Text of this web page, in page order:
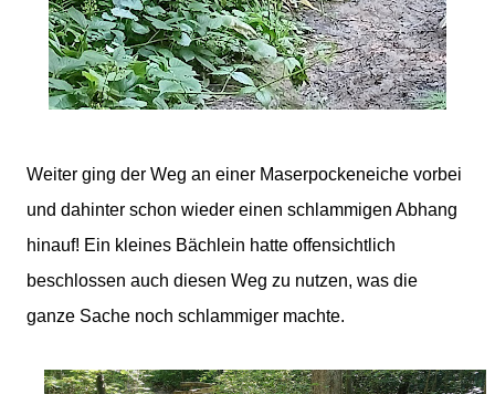
Weiter ging der Weg an einer Maserpockeneiche vorbei
und dahinter schon wieder einen schlammigen Abhang
hinauf! Ein kleines Bächlein hatte offensichtlich
beschlossen auch diesen Weg zu nutzen, was die
ganze Sache noch schlammiger machte.